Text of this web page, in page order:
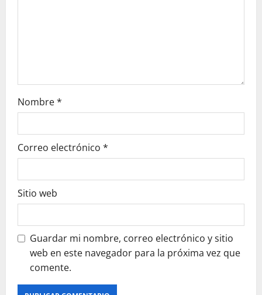
Nombre*
Correo electrónico *
Sitio web
Guardar mi nombre, correo electrónico y sitio
web en este navegador para la próxima vez que
comente.